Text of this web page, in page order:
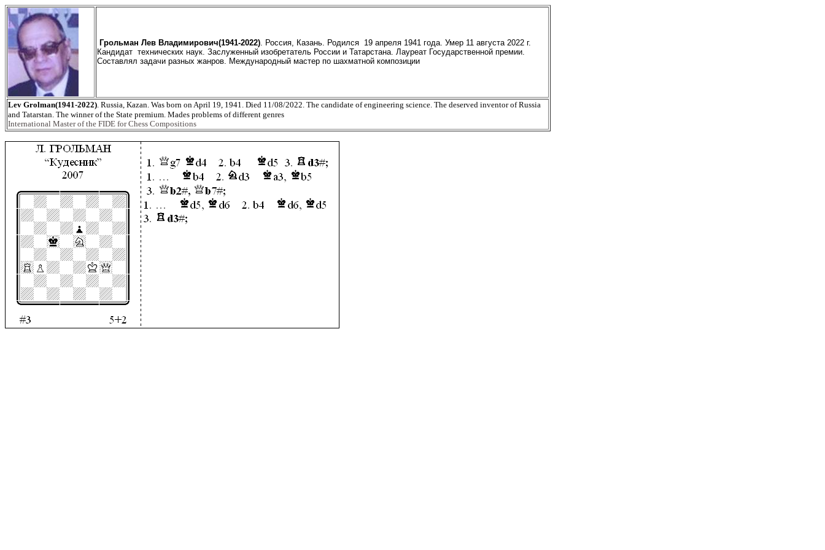
Грольман Лев Владимирович(1941-2022). Россия, Казань. Родился 19 апреля 1941 года. Умер 11 августа 2022 г.
Кандидат технических наук. Заслуженный изобретатель России и Татарстана. Лауреат Государственной премии.
Составлял задачи разных жанров. Международный мастер по шахматной композиции
Lev Grolman(1941-2022). Russia, Kazan. Was born on April 19, 1941. Died 11/08/2022. The candidate of engineering science. The deserved inventor of Russia
and Tatarstan. The winner of the State premium. Mades problems of different genres
International Master of the FIDE for Chess Compositions